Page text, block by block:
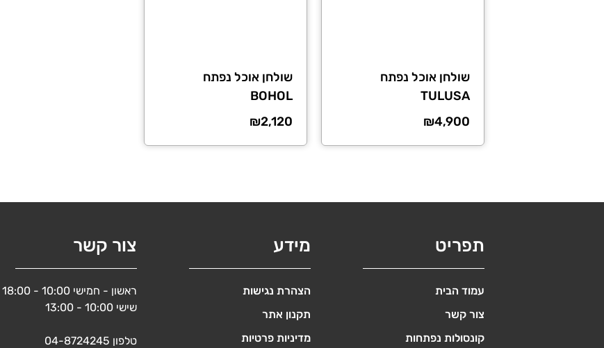
שולחן אוכל נפתח
TULUSA
₪4,900
שולחן אוכל נפתח
BOHOL
₪2,120
צור קשר
ראשון - חמישי 10:00 - 18:00
שישי 10:00 - 13:00
טלפון 04-8724245
מידע
הצהרת נגישות
תקנון אתר
מדיניות פרטיות
תפריט
עמוד הבית
צור קשר
קונסולות נפתחות